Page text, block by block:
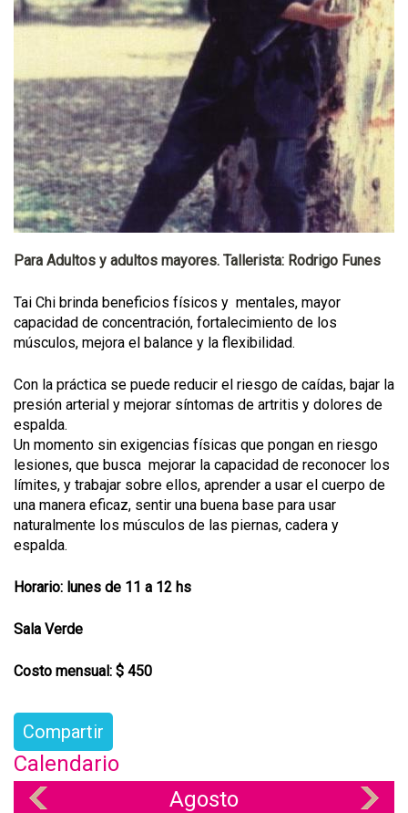
Para Adultos y adultos mayores. Tallerista: Rodrigo Funes
Tai Chi brinda beneficios físicos y mentales, mayor
capacidad de concentración, fortalecimiento de los
músculos, mejora el balance y la flexibilidad.
Con la práctica se puede reducir el riesgo de caídas, bajar la
presión arterial y mejorar síntomas de artritis y dolores de
espalda.
Un momento sin exigencias físicas que pongan en riesgo
lesiones, que busca mejorar la capacidad de reconocer los
límites, y trabajar sobre ellos, aprender a usar el cuerpo de
una manera eficaz, sentir una buena base para usar
naturalmente los músculos de las piernas, cadera y
espalda.
Horario: lunes de 11 a 12 hs
Sala Verde
Costo mensual: $ 450
Compartir
Calendario
Agosto